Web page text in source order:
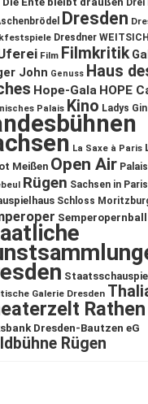
Dresden
Dresdner
Film Filmkritik
John Genuss Haus
Hope-Gala HOPE
Palais Kino Ladys
La Saxe à Paris
Meißen Open Air
Rügen Sachsen in Paris
Schloss
Semperopernball
Galerie Dresden
Rathen
Dresden-Bautzen eG
Rügen